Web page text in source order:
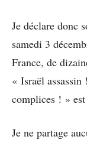
Je déclare donc
samedi 3
France, de
« Israël
complices ! »
Je ne partage